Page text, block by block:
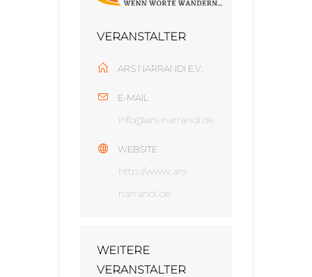
VERANSTALTER
ARS NARRANDI E.V.
E-MAIL
info@ars-narrandi.de
WEBSITE
http://www.ars-
narrandi.de
WEITERE
VERANSTALTER